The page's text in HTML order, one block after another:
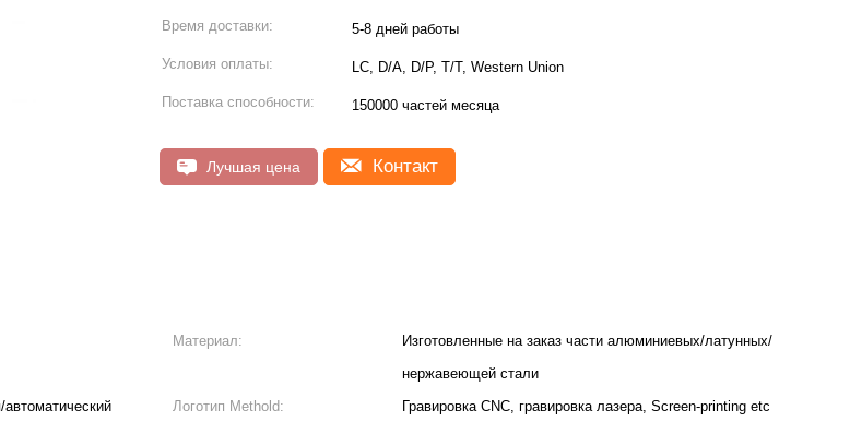
Время доставки: 5-8 дней работы
Условия оплаты: LC, D/A, D/P, T/T, Western Union
Поставка способности: 150000 частей месяца
Лучшая цена Контакт
Материал:
Изготовленные на заказ части алюминиевых/латунных/
нержавеющей стали
Логотип Methold: Гравировка CNC, гравировка лазера, Screen-printing etc